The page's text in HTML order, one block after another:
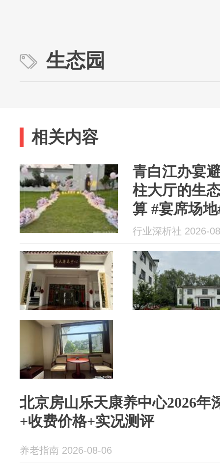
生态园
相关内容
青白江办宴
柱大厅的生
算 #宴席场
行业深析社 2026-
北京房山乐天康养中心2026年
+收费价格+实况测评
养老指南 2026-08-06